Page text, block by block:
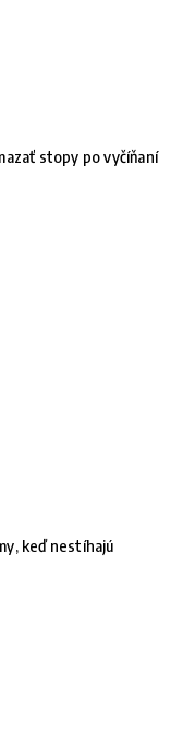
stopy po vyčíňaní
keď nestíhajú